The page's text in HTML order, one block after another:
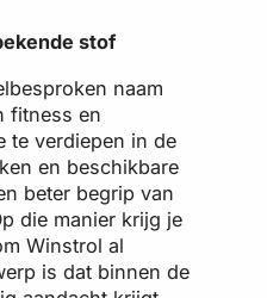
stof
naam
fitness en
te verdiepen in de
en beschikbare
beter begrip van
die manier krijg je
Winstrol al
is dat binnen de